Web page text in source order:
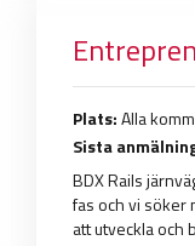
Plats:Alla
Sista
BDX Rails
fas och vi söker
att utveckla och